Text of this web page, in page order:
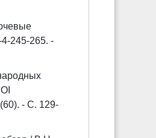
245-265. -
- С. 129-